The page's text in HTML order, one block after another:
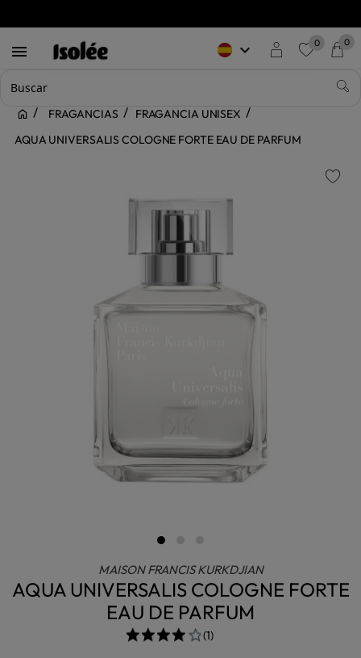
 keyboard_arrow_down 0 0
FRAGANCIAS
FRAGANCIA UNISEX
AQUA UNIVERSALIS COLOGNE FORTE EAU DE PARFUM
MAISON FRANCIS KURKDJIAN
AQUA UNIVERSALIS COLOGNE FORTE
EAU DE PARFUM
(1)